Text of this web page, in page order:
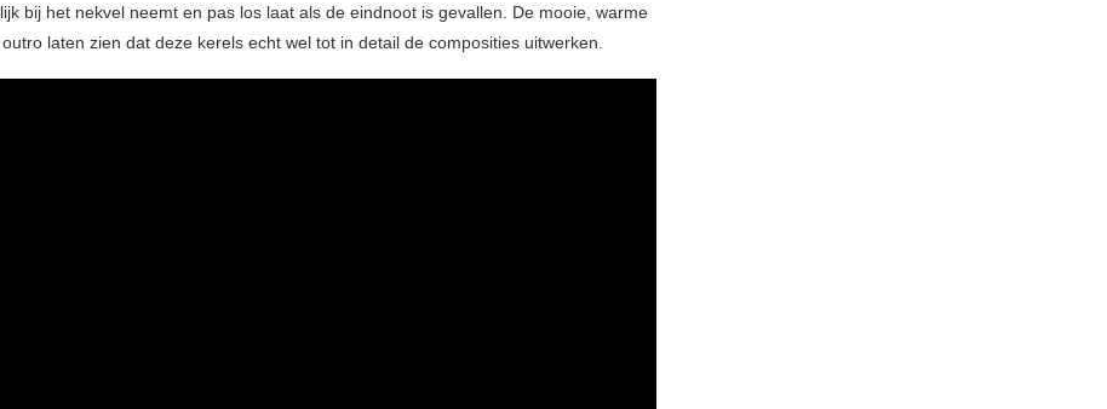
bij het nekvel neemt en pas los laat als de eindnoot is gevallen. De mooie, warme
laten zien dat deze kerels echt wel tot in detail de composities uitwerken.